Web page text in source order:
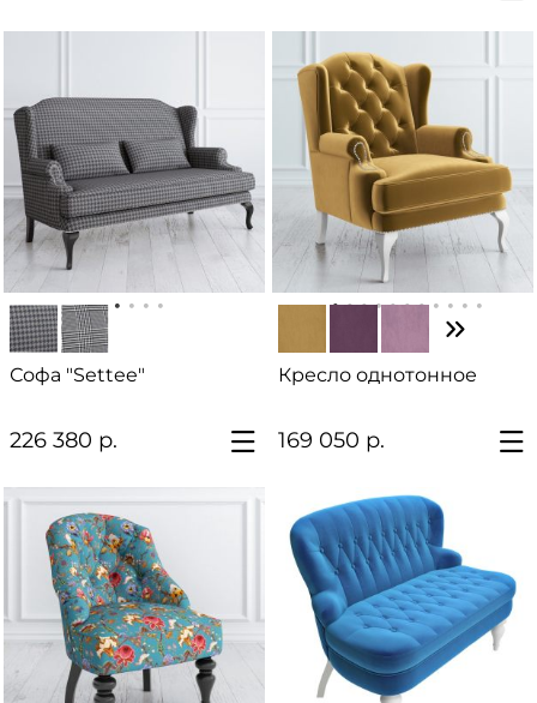
Софа "Settee"
226 380 р.
Кресло однотонное
169 050 р.